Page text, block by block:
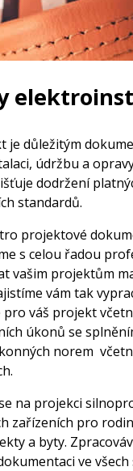
je důležitým
údržbu a
dodržení
standardů.
projektové
s celou řadou
vašim projektům
vám tak
váš projekt
úkonů se
norem
na projekci
zařízeních pro
a byty.
ve všech